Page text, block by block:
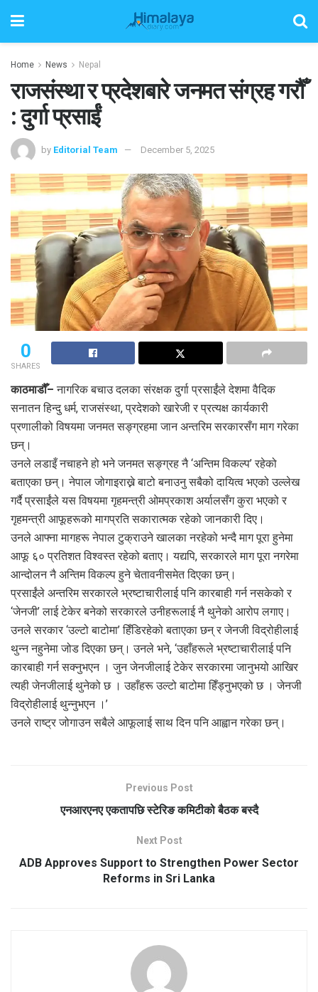
Home News Nepal
राजसंस्था र प्रदेशबारे जनमत संग्रह गरौँ
: दुर्गा प्रसाईं
by Editorial Team December 5, 2025
0
SHARES
काठमाडौँ– नागरिक बचाउ दलका संरक्षक दुर्गा प्रसाईंले देशमा वैदिक
सनातन हिन्दु धर्म, राजसंस्था, प्रदेशको खारेजी र प्रत्यक्ष कार्यकारी
प्रणालीको विषयमा जनमत सङ्ग्रहमा जान अन्तरिम सरकारसँग माग गरेका
छन्।
उनले लडाइँ नचाहने हो भने जनमत सङ्ग्रह नै ‘अन्तिम विकल्प’ रहेको
बताएका छन्। नेपाल जोगाइराख्ने बाटो बनाउनु सबैको दायित्व भएको उल्लेख
गर्दै प्रसाईंले यस विषयमा गृहमन्त्री ओमप्रकाश अर्यालसँग कुरा भएको र
गृहमन्त्री आफूहरूको मागप्रति सकारात्मक रहेको जानकारी दिए।
उनले आफ्ना मागहरू नेपाल टुक्राउने खालका नरहेको भन्दै माग पूरा हुनेमा
आफू ६० प्रतिशत विश्वस्त रहेको बताए। यद्यपि, सरकारले माग पूरा नगरेमा
आन्दोलन नै अन्तिम विकल्प हुने चेतावनीसमेत दिएका छन्।
प्रसाईंले अन्तरिम सरकारले भ्रष्टाचारीलाई पनि कारबाही गर्न नसकेको र
‘जेनजी’ लाई टेकेर बनेको सरकारले उनीहरूलाई नै थुनेको आरोप लगाए।
उनले सरकार ‘उल्टो बाटोमा’ हिँडिरहेको बताएका छन् र जेनजी विद्रोहीलाई
थुन्न नहुनेमा जोड दिएका छन्। उनले भने, ‘उहाँहरूले भ्रष्टाचारीलाई पनि
कारबाही गर्न सक्नुभएन । जुन जेनजीलाई टेकेर सरकारमा जानुभयो आखिर
त्यही जेनजीलाई थुनेको छ । उहाँहरू उल्टो बाटोमा हिँड्नुभएको छ । जेनजी
विद्रोहीलाई थुन्नुभएन ।’
उनले राष्ट्र जोगाउन सबैले आफूलाई साथ दिन पनि आह्वान गरेका छन्।
Previous Post
एनआरएनए एकतापछि स्टेरिङ कमिटीको बैठक बस्दै
Next Post
ADB Approves Support to Strengthen Power Sector
Reforms in Sri Lanka